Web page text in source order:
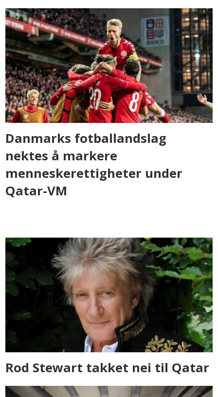
Danmarks fotballandslag
nektes å markere
menneskerettigheter under
Qatar-VM
Rod Stewart takket nei til Qatar